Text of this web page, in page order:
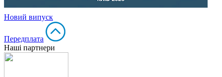
Новий випуск
Передплата
Наші партнери